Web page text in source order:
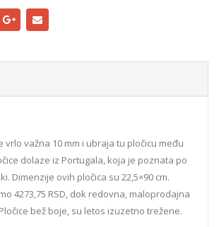
vrlo važna 10 mm i ubraja tu pločicu među
dolaze iz Portugala, koja je poznata po
Dimenzije ovih pločica su 22,5×90 cm.
4273,75 RSD, dok redovna, maloprodajna
bež boje, su letos izuzetno trežene.